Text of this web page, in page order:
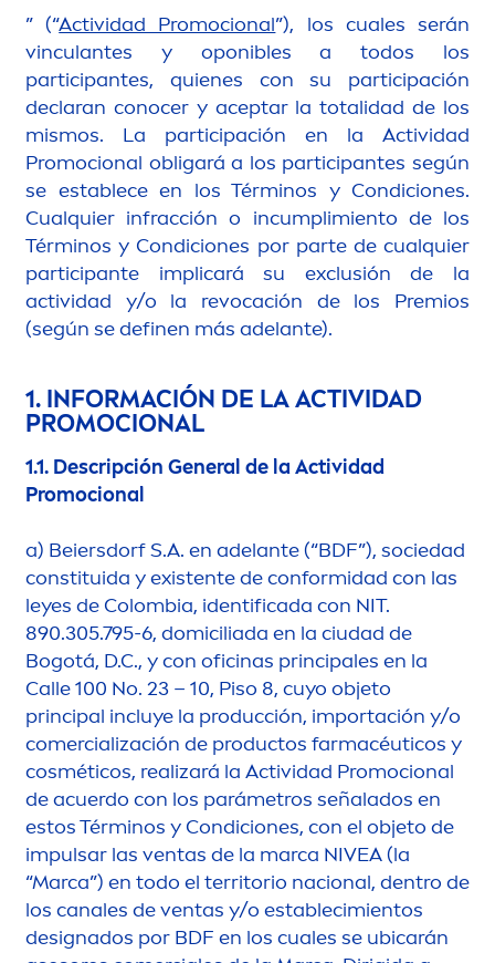
” (“Actividad Promocional”), los cuales serán
vinculantes y oponibles a todos los
participantes, quienes con su participación
declaran conocer y aceptar la totalidad de los
mismos. La participación en la Actividad
Promocional obligará a los participantes según
se establece en los Términos y Condiciones.
Cualquier infracción o incumplimiento de los
Términos y Condiciones por parte de cualquier
participante implicará su exclusión de la
actividad y/o la revocación de los Premios
(según se definen más adelante).
1. INFORMACIÓN DE LA ACTIVIDAD
PROMOCIONAL
1.1. Descripción General de la Actividad
Promocional
a) Beiersdorf S.A. en adelante (“BDF”), sociedad
constituida y existente de conformidad con las
leyes de Colombia, identificada con NIT.
890.305.795-6, domiciliada en la ciudad de
Bogotá, D.C., y con oficinas principales en la
Calle 100 No. 23 – 10, Piso 8, cuyo objeto
principal incluye la producción, importación y/o
comercialización de productos farmacéuticos y
cosméticos, realizará la Actividad Promocional
de acuerdo con los parámetros señalados en
estos Términos y Condiciones, con el objeto de
impulsar las ventas de la marca NIVEA(la
“Marca”) en todo el territorio nacional, dentro de
los canales de ventas y/o establecimientos
designados por BDF en los cuales se ubicarán